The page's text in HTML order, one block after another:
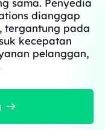
dianggap
tergantung pada
kecepatan
pelanggan,